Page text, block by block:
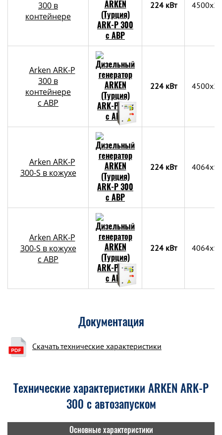
300 в
контейнере
224 кВт
Arken ARK-P
300 в
контейнере
c АВР
224 кВт
Arken ARK-P
300-S в кожухе
224 кВт
Arken ARK-P
300-S в кожухе
с АВР
224 кВт
Документация
Скачать технические характеристики
Технические характеристики ARKEN ARK-P
300 с автозапуском
Основные характеристики